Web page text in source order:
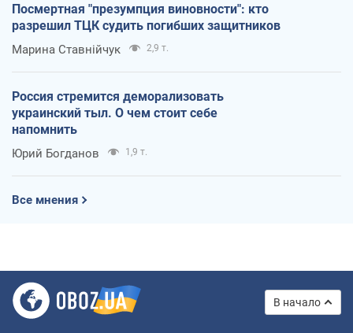
Посмертная "презумпция виновности": кто
разрешил ТЦК судить погибших защитников
Марина Ставнійчук 2,9 т.
Россия стремится деморализовать
украинский тыл. О чем стоит себе
напомнить
Юрий Богданов 1,9 т.
Все мнения
В начало